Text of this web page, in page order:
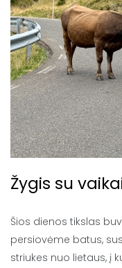
Žygis su
Šios dienos tikslas
persiovėme batus,
striukes nuo lietaus, į